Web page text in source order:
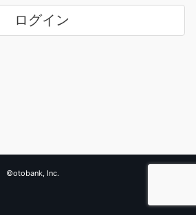
ログイン
©otobank, Inc.